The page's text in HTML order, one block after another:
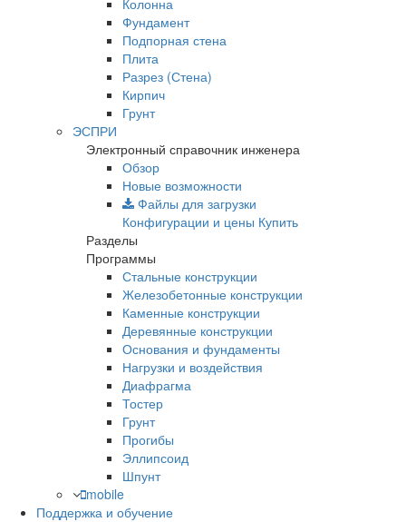
Фундамент
Подпорная стена
Плита
Разрез (Стена)
Кирпич
Грунт
ЭСПРИ
Электронный справочник инженера
Обзор
Новые возможности
Файлы для загрузки
Конфигурации и цены Купить
Разделы
Программы
Стальные конструкции
Железобетонные конструкции
Каменные конструкции
Деревянные конструкции
Основания и фундаменты
Нагрузки и воздействия
Диафрагма
Тостер
Грунт
Прогибы
Эллипсоид
Шпунт
mobile
Поддержка и обучение